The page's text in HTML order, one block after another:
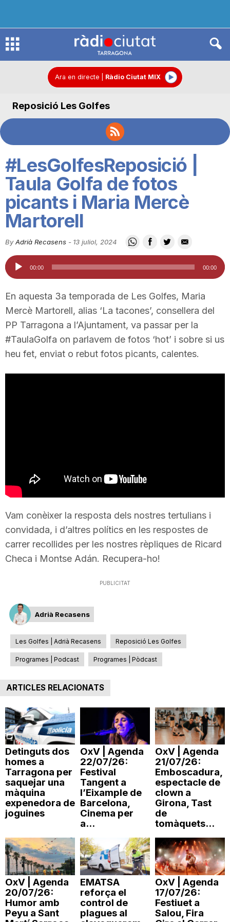
R
d
C
i
t
a
t
a
g
a
Ara en directe Ràdio Ciutat MIX
Reposició Les Golfes
#LesGolfesReposició |
Taula Golfa de fotos
picants i Maria Mercè
Martorell
By Adrià Recasens - 13 juliol, 2024
Reproductor
d'àudio
00:00 00:00
En aquesta 3a temporada de Les Golfes, Maria
Mercè Martorell, alias ‘La tacones’, consellera del
PP Tarragona a l’Ajuntament, va passar per la
#TaulaGolfa on parlavem de fotos ‘hot’ i sobre si us
heu fet, enviat o rebut fotos picants, calentes.
Vam conèixer la resposta dels nostres tertulians i
convidada, i d’altres polítics en les respostes de
carrer recollides per les nostres rèpliques de Ricard
Checa i Montse Adán. Recupera-ho!
PUBLICITAT
Adrià Recasens
Les Golfes | Adrià Recasens Reposició Les Golfes
Programes | Podcast Programes | Pòdcast
ARTICLES RELACIONATS
Detinguts dos
homes a
Tarragona per
saquejar una
màquina
expenedora de
joguines
OxV | Agenda
22/07/26:
Festival
Tangent a
l’Eixample de
Barcelona,
Cinema per
a...
OxV | Agenda
21/07/26:
Emboscadura,
espectacle de
clown a
Girona, Tast
de
tomàquets...
OxV | Agenda
20/07/26:
Humor amb
Peyu a Sant
EMATSA
reforça el
control de
plagues al
OxV | Agenda
17/07/26:
Festiuet a
Salou, Fira